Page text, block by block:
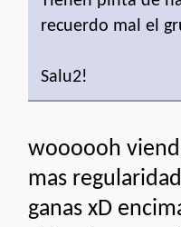
recuerdo mal el
Salu2!
woooooh
mas
ganas xD